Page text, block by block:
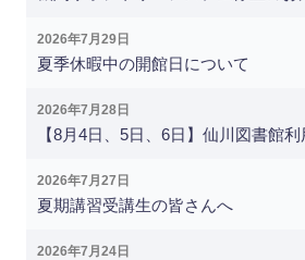
2026年7月29日
夏季休暇中の開館日について
2026年7月28日
【8月4日、5日、6日】仙川図書館
2026年7月27日
夏期講習受講生の皆さんへ
2026年7月24日